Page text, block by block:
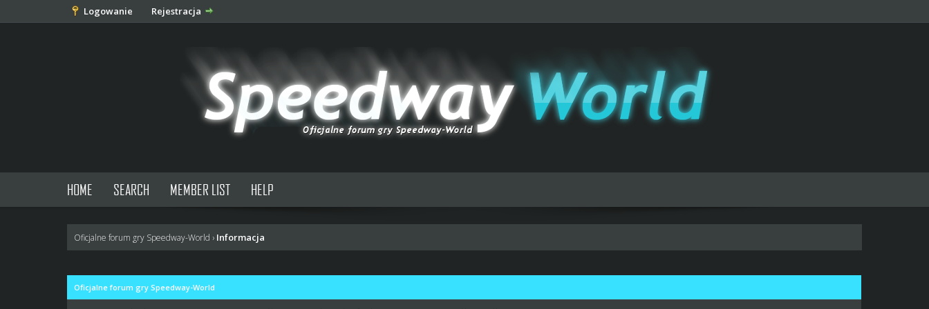
Logowanie Rejestracja
HOME SEARCH MEMBER LIST HELP
Oficjalne forum gry Speedway-World › Informacja
Oficjalne forum gry Speedway-World